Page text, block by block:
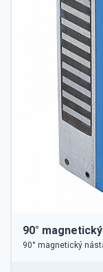
90°
90° magnetický